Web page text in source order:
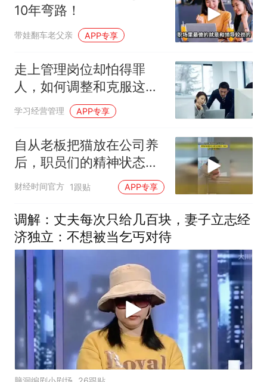
10年弯路！
带娃翻车老父亲 APP专享
走上管理岗位却怕得罪
人，如何调整和克服这种
心理？这点是关键
学习经营管理 APP专享
自从老板把猫放在公司养
后，职员们的精神状态都
变得抽象了起来！
财经时间官方 1跟贴 APP专享
调解：丈夫每次只给几百块，妻子立志经
济独立：不想被当乞丐对待